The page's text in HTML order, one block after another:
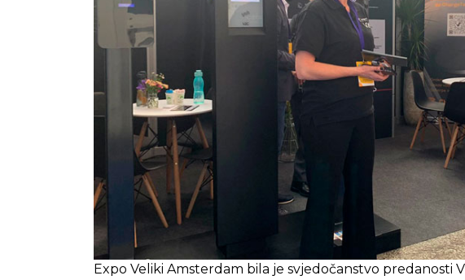
Expo Veliki Amsterdam bila je svjedočanstvo predanosti